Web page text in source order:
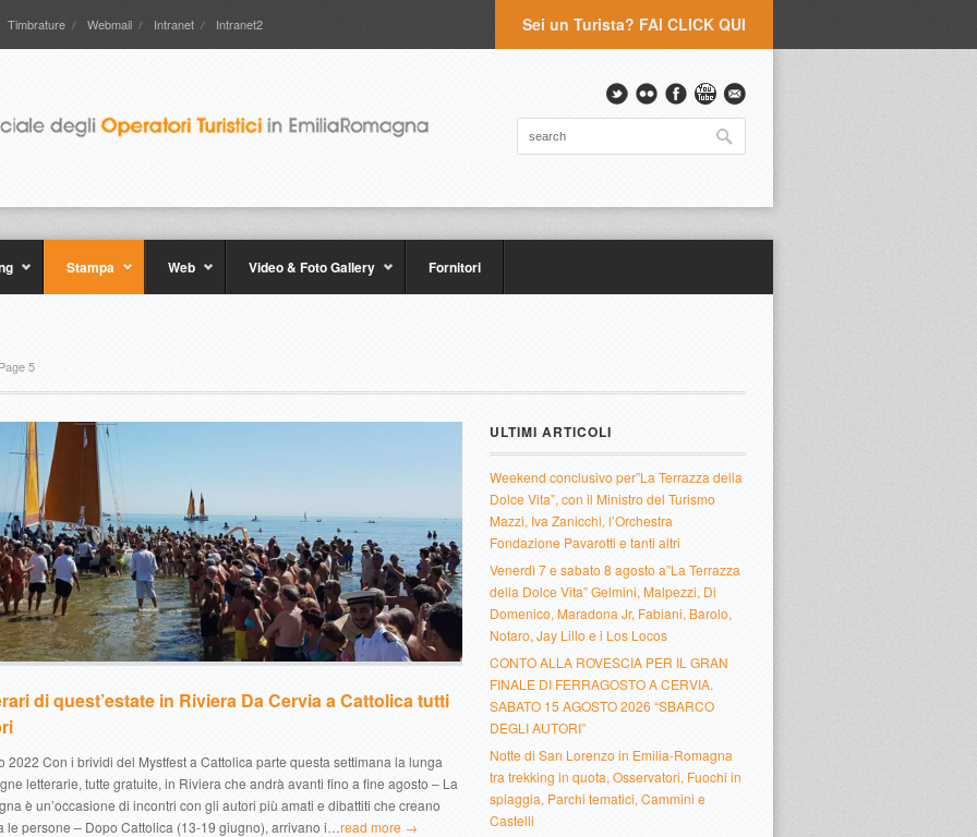
Sei un Turista? FAI CLICK QUI
Timbrature Webmail Intranet Intranet2
Stampa Web Video & Foto Gallery Fornitori
5
di quest’estate in Riviera Da Cervia a Cattolica tutti
2022 Con i brividi del Mystfest a Cattolica parte questa settimana la lunga
letterarie, tutte gratuite, in Riviera che andrà avanti fino a fine agosto – La
è un’occasione di incontri con gli autori più amati e dibattiti che creano
le persone – Dopo Cattolica (13-19 giugno), arrivano i… read more →
ULTIMI ARTICOLI
Weekend conclusivo per”La Terrazza della
Dolce Vita”, con il Ministro del Turismo
Mazzi, Iva Zanicchi, l’Orchestra
Fondazione Pavarotti e tanti altri
Venerdì 7 e sabato 8 agosto a”La Terrazza
della Dolce Vita” Gelmini, Malpezzi, Di
Domenico, Maradona Jr, Fabiani, Barolo,
Notaro, Jay Lillo e i Los Locos
CONTO ALLA ROVESCIA PER IL GRAN
FINALE DI FERRAGOSTO A CERVIA.
SABATO 15 AGOSTO 2026 “SBARCO
DEGLI AUTORI”
Notte di San Lorenzo in Emilia-Romagna
tra trekking in quota, Osservatori, Fuochi in
spiaggia, Parchi tematici, Cammini e
Castelli